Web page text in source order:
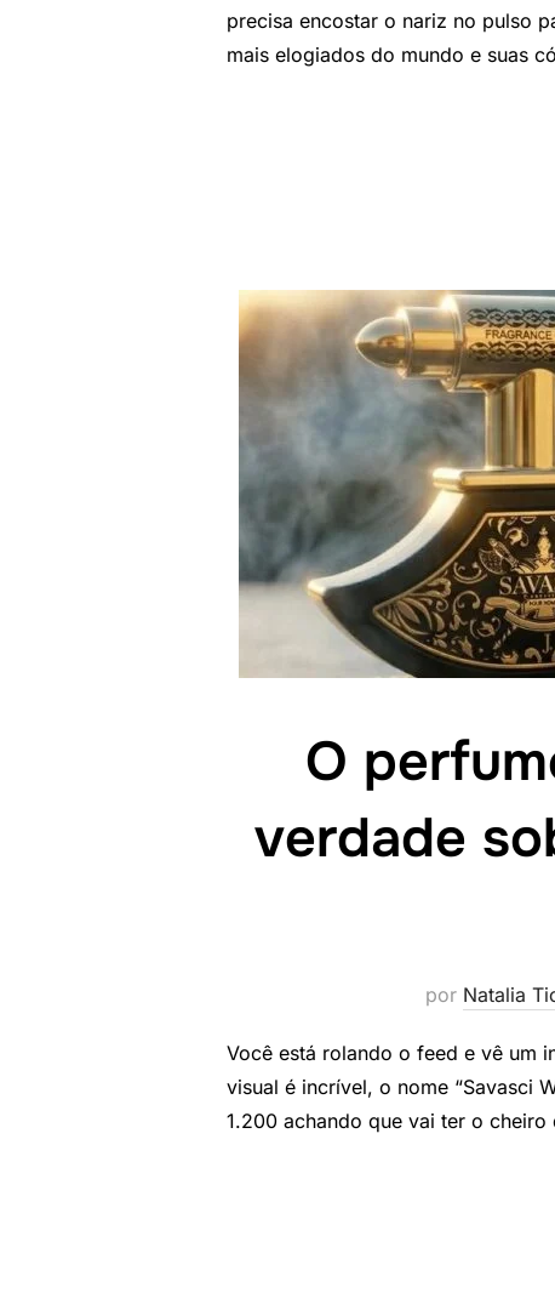
precisa encostar o nariz no pulso
mais elogiados do mundo e suas
O
verdade
por Natalia
Você está rolando o feed e vê um
visual é incrível, o nome “Savasci
1.200 achando que vai ter o